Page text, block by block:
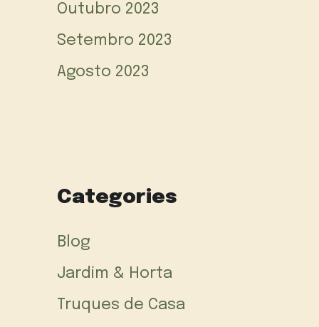
Outubro 2023
Setembro 2023
Agosto 2023
Categories
Blog
Jardim & Horta
Truques de Casa